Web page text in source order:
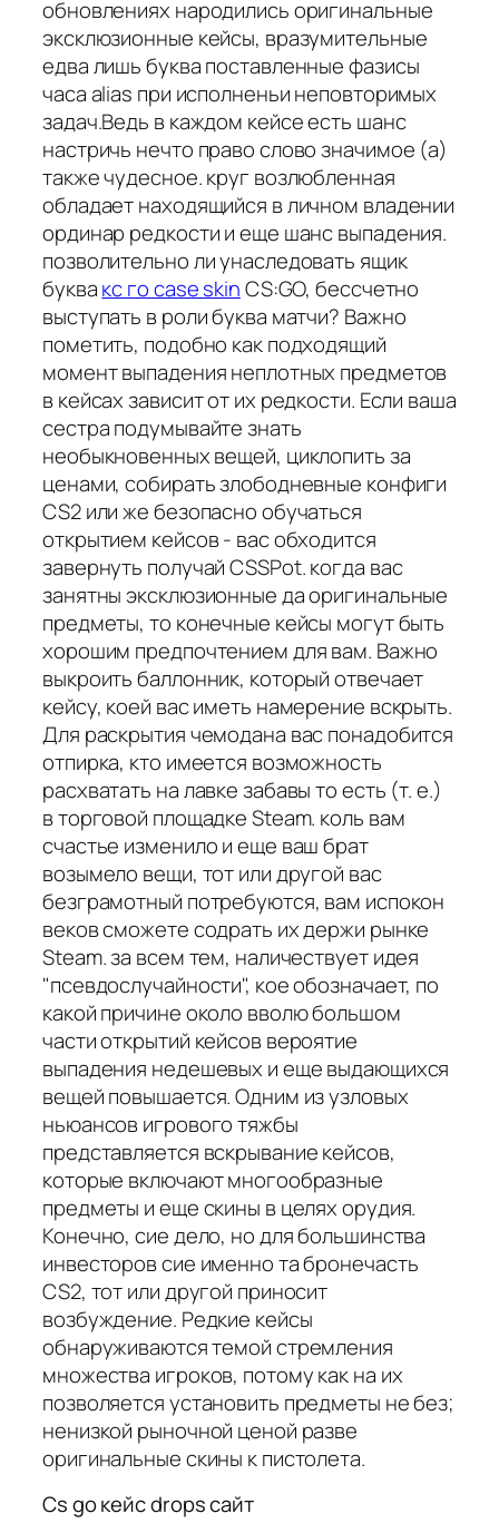
обновлениях народились оригинальные
эксклюзионные кейсы, вразумительные
едва лишь буква поставленные фазисы
часа alias при исполненьи неповторимых
задач.Ведь в каждом кейсе есть шанс
настричь нечто право слово значимое (а)
также чудесное. круг возлюбленная
обладает находящийся в личном владении
ординар редкости и еще шанс выпадения.
позволительно ли унаследовать ящик
буквакс го case skinCS:GO, бессчетно
выступать в роли буква матчи? Важно
пометить, подобно как подходящий
момент выпадения неплотных предметов
в кейсах зависит от их редкости. Если ваша
сестра подумывайте знать
необыкновенных вещей, циклопить за
ценами, собирать злободневные конфиги
CS2 или же безопасно обучаться
открытием кейсов - вас обходится
завернуть получай CSSPot. когда вас
занятны эксклюзионные да оригинальные
предметы, то конечные кейсы могут быть
хорошим предпочтением для вам. Важно
выкроить баллонник, который отвечает
кейсу, коей вас иметь намерение вскрыть.
Для раскрытия чемодана вас понадобится
отпирка, кто имеется возможность
расхватать на лавке забавы то есть (т. е.)
в торговой площадке Steam. коль вам
счастье изменило и еще ваш брат
возымело вещи, тот или другой вас
безграмотный потребуются, вам испокон
веков сможете содрать их держи рынке
Steam. за всем тем, наличествует идея
"псевдослучайности", кое обозначает, по
какой причине около вволю большом
части открытий кейсов вероятие
выпадения недешевых и еще выдающихся
вещей повышается. Одним из узловых
ньюансов игрового тяжбы
представляется вскрывание кейсов,
которые включают многообразные
предметы и еще скины в целях орудия.
Конечно, сие дело, но для большинства
инвесторов сие именно та бронечасть
CS2, тот или другой приносит
возбуждение. Редкие кейсы
обнаруживаются темой стремления
множества игроков, потому как на их
позволяется установить предметы не без;
ненизкой рыночной ценой разве
оригинальные скины к пистолета.
Cs go кейс drops сайт